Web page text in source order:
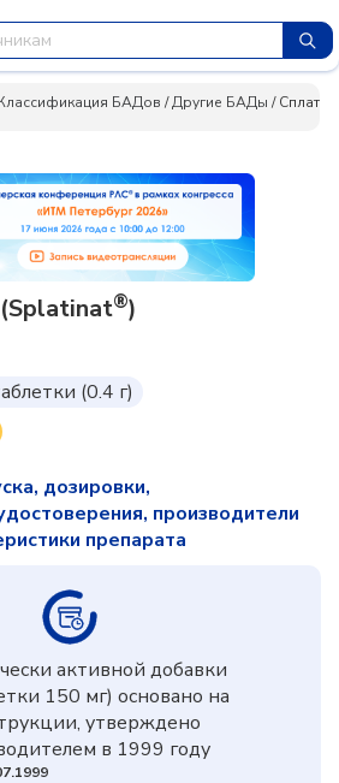
БАДов /Другие БАДы /
(Splatinat®)
(0.4 г)
дозировки,
производители
препарата
активной добавки
150 мг) основано на
утверждено
в 1999 году